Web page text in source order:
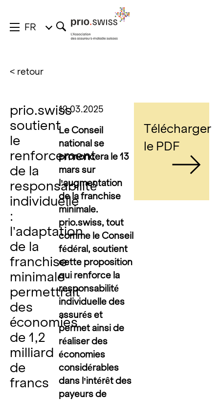
FR
< retour
prio.swiss
soutient
le
renforcement
de la
responsabilité
individuelle
:
l’adaptation
de la
franchise
minimale
permettrait
des
économies
de 1,2
milliard
de
francs
12.03.2025
Le Conseil
national se
prononcera le 13
mars sur
l’augmentation
de la franchise
minimale.
prio.swiss, tout
comme le Conseil
fédéral, soutient
cette proposition
qui renforce la
responsabilité
individuelle des
assurés et
permet ainsi de
réaliser des
économies
considérables
dans l’intérêt des
payeurs de
Télécharger
le PDF